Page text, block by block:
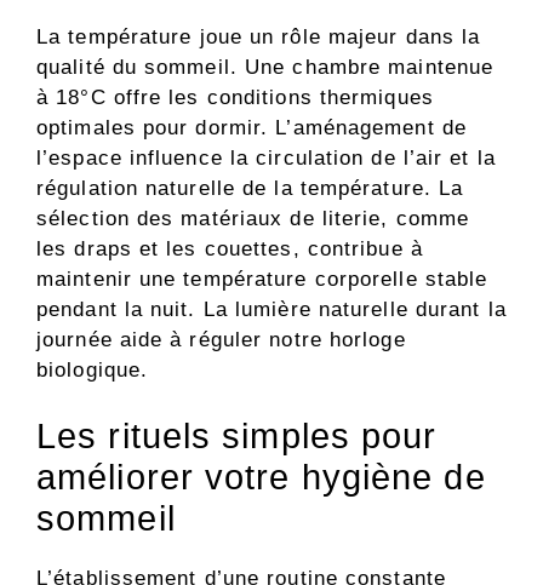
La température joue un rôle majeur dans la
qualité du sommeil. Une chambre maintenue
à 18°C offre les conditions thermiques
optimales pour dormir. L’aménagement de
l’espace influence la circulation de l’air et la
régulation naturelle de la température. La
sélection des matériaux de literie, comme
les draps et les couettes, contribue à
maintenir une température corporelle stable
pendant la nuit. La lumière naturelle durant la
journée aide à réguler notre horloge
biologique.
Les rituels simples pour
améliorer votre hygiène de
sommeil
L’établissement d’une routine constante